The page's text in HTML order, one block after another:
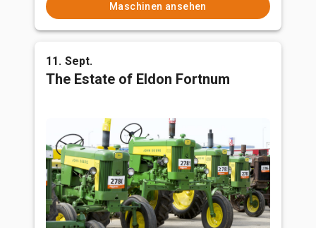
Maschinen ansehen
11. Sept.
The Estate of Eldon Fortnum